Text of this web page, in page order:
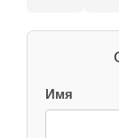
Имя